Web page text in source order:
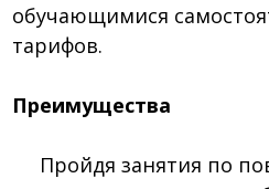
обучающимися
тарифов.
Преимущества
Пройдя занятия по